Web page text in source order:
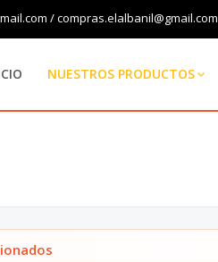
/ compras.elalbanil@gmail.com
NUESTROS PRODUCTOS